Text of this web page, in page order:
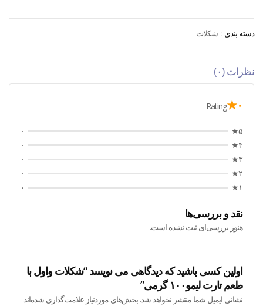
دسته بندی : شکلات
نظرات (۰)
۰★ Rating
۵★
۰
۴★
۰
۳★
۰
۲★
۰
۱★
۰
نقد و بررسی‌ها
هنوز بررسی‌ای ثبت نشده است.
اولین کسی باشید که دیدگاهی می نویسد “شکلات واول با
طعم تارت لیمو۱۰۰ گرمی”
نشانی ایمیل شما منتشر نخواهد شد. بخش‌های موردنیاز علامت‌گذاری شده‌اند